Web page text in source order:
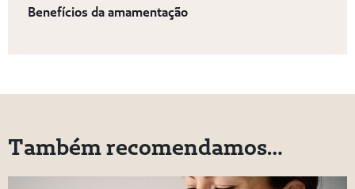
Benefícios da amamentação
Também recomendamos…